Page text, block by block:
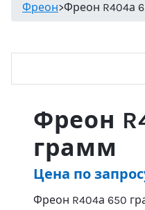
Фреон>Фреон R404а
Фреон
грамм
Цена по
Фреон R404а 650